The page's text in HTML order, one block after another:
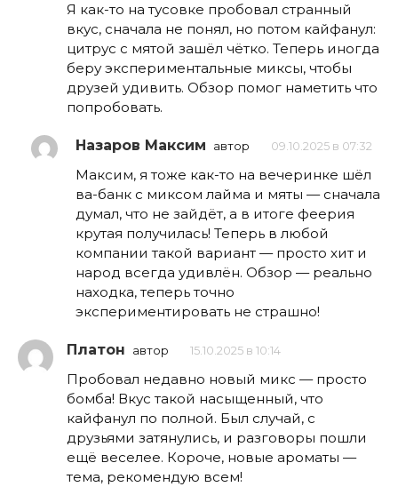
Я как-то на тусовке пробовал странный
вкус, сначала не понял, но потом кайфанул:
цитрус с мятой зашёл чётко. Теперь иногда
беру экспериментальные миксы, чтобы
друзей удивить. Обзор помог наметить что
попробовать.
Назаров Максим автор 09.10.2025 в 07:32
Максим, я тоже как-то на вечеринке шёл
ва-банк с миксом лайма и мяты — сначала
думал, что не зайдёт, а в итоге феерия
крутая получилась! Теперь в любой
компании такой вариант — просто хит и
народ всегда удивлён. Обзор — реально
находка, теперь точно
экспериментировать не страшно!
Платон автор 15.10.2025 в 10:14
Пробовал недавно новый микс — просто
бомба! Вкус такой насыщенный, что
кайфанул по полной. Был случай, с
друзьями затянулись, и разговоры пошли
ещё веселее. Короче, новые ароматы —
тема, рекомендую всем!